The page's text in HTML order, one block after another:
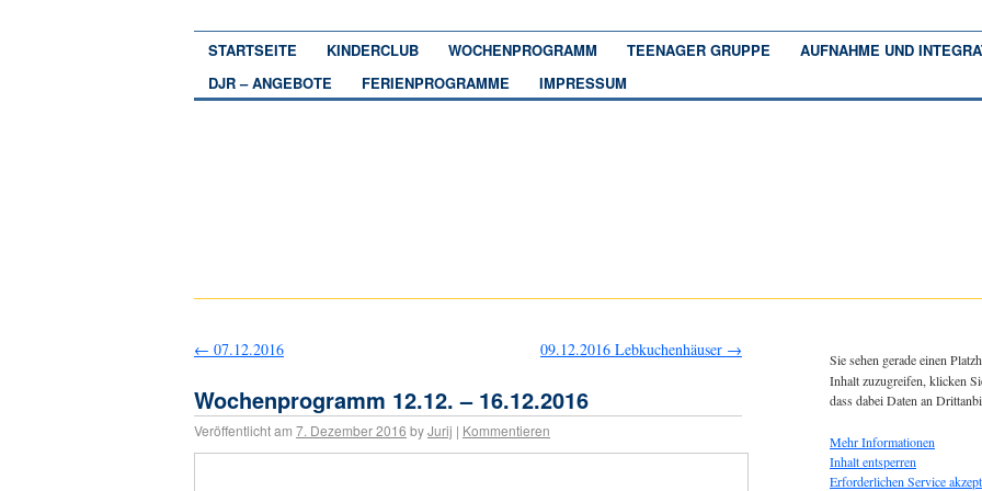
STARTSEITE KINDERCLUB WOCHENPROGRAMM TEENAGER GRUPPE
AUFNAHME UND
DJR – ANGEBOTE
FERIENPROGRAMME IMPRESSUM
← 07.12.2016 09.12.2016 Lebkuchenhäuser →
Wochenprogramm 12.12. – 16.12.2016
Veröffentlicht am 7. Dezember 2016 byJurij | Kommentieren
Sie sehen gerade einen
Inhalt zuzugreifen, klicken
dass dabei Daten an
Mehr Informationen
Inhalt entsperren
Erforderlichen Service